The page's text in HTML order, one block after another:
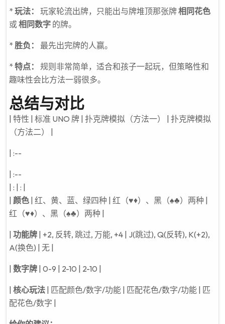
*玩法： 玩家轮流出牌，只能出与牌堆顶那张牌相同花色
或相同数字 的牌。
*胜负： 最先出完牌的人赢。
*特点：
规则非常简单，适合和孩子一起玩，但策略性和
趣味性会比方法一弱很多。
总结与对比
| 特性 | 标准 UNO 牌 | 扑克牌模拟（方法一） | 扑克牌模拟
（方法二） |
| :--
| :--
| : | : |
颜色 | 红、黄、蓝、绿四种 | 红（♥♦）、黑（♠♣）两种 |
红（♥♦）、黑（♠♣）两种 |
功能牌 | +2, 反转, 跳过, 万能, +4 | J(跳过), Q(反转), K(+2),
A(换色) | 无 |
数字牌 | 0-9 | 2-10 | 2-10 |
核心玩法 | 匹配颜色/数字/功能 | 匹配花色/数字/功能 | 匹
配花色/数字 |